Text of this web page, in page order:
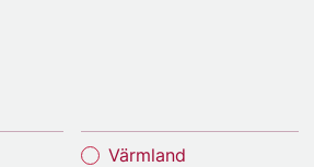
Värmland